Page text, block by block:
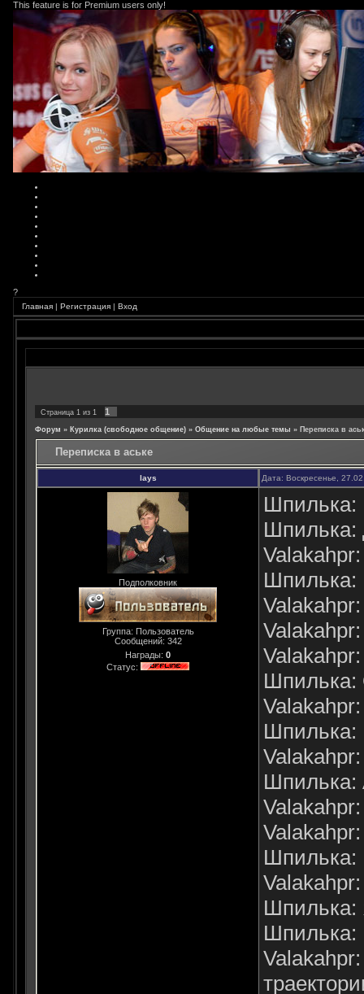
This feature is for Premium users only!
?
Главная | Регистрация | Вход
Страница 1 из 1 1
Форум » Курилка (свободное общение) » Общение на любые темы » Переписка в
Переписка в аське
lays Дата: Воскресенье,
Подполковник
Группа: Пользователь
Сообщений: 342
Награды: 0
Статус:
Шпилька:
Шпилька:
Шпилька:
Шпилька:
Шпилька:
Valakahpr:
Шпилька:
Шпилька:
Шпилька:
Шпилька: